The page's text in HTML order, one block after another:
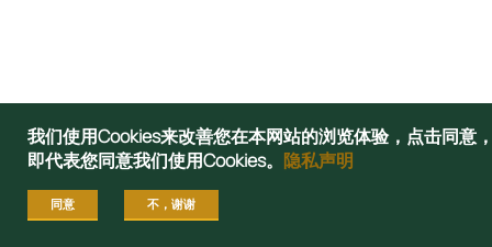
我们使用Cookies来改善您在本网站的浏览体验，点击同意
即代表您同意我们使用Cookies。 隐私声明
同意 不，谢谢